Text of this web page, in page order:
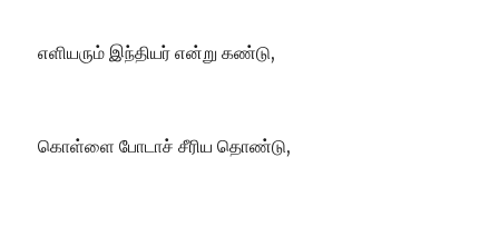
எளியரும் இந்தியர் என்று கண்டு,
கொள்ளை போடாச் சீரிய தொண்டு,